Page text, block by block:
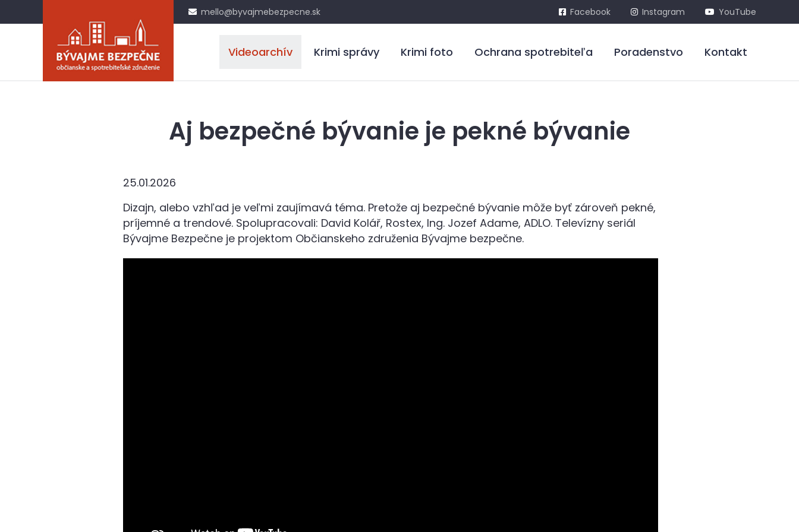
mello@byvajmebezpecne.sk Facebook Instagram YouTube
Videoarchív Krimi správy Krimi foto Ochrana spotrebiteľa Poradenstvo Kontakt
Aj bezpečné bývanie je pekné bývanie
25.01.2026
Dizajn, alebo vzhľad je veľmi zaujímavá téma. Pretože aj bezpečné bývanie môže byť zároveň pekné,
príjemné a trendové. Spolupracovali: David Kolář, Rostex, Ing. Jozef Adame, ADLO. Televízny seriál
Bývajme Bezpečne je projektom Občianskeho združenia Bývajme bezpečne.